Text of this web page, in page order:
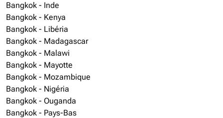
Bangkok - Inde
Bangkok - Kenya
Bangkok - Libéria
Bangkok - Madagascar
Bangkok - Malawi
Bangkok - Mayotte
Bangkok - Mozambique
Bangkok - Nigéria
Bangkok - Ouganda
Bangkok - Pays-Bas